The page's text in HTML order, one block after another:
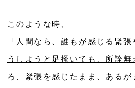
このような時、
「人間なら、誰もが感じる緊張
うしようと足掻いても、所詮無
ろ、緊張を感じたまま、あるが